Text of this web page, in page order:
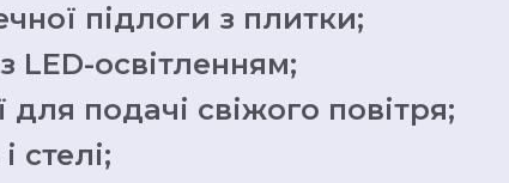
підлоги з плитки;
LED-освітленням;
подачі свіжого повітря;
стелі;